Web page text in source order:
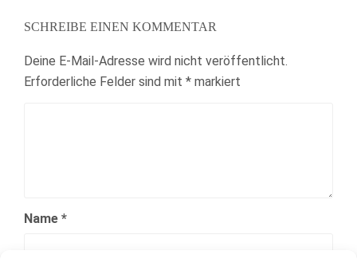
SCHREIBE EINEN KOMMENTAR
Deine E-Mail-Adresse wird nicht veröffentlicht.
Erforderliche Felder sind mit * markiert
Name *